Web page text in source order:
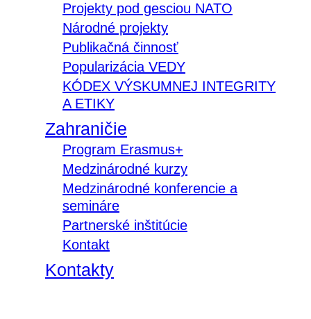
Projekty pod gesciou NATO
Národné projekty
Publikačná činnosť
Popularizácia VEDY
KÓDEX VÝSKUMNEJ INTEGRITY
A ETIKY
Zahraničie
Program Erasmus+
Medzinárodné kurzy
Medzinárodné konferencie a
semináre
Partnerské inštitúcie
Kontakt
Kontakty